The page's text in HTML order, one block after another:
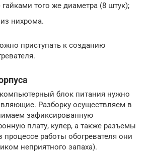
того же диаметра (8 штук);
нихрома.
приступать к созданию
блок питания нужно
Разборку осуществляем в
зафиксированную
плату, кулер, а также разъемы
процессе работы обогревателя они
неприятного запаха).